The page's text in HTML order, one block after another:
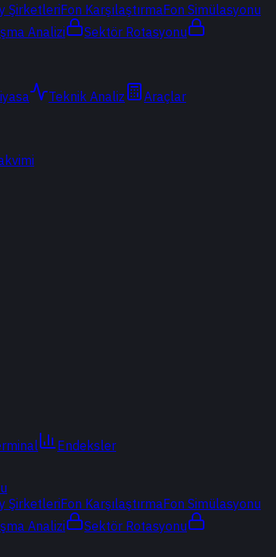
ŞirketleriFon KarşılaştırmaFon Simülasyonu
Analizi Sektör Rotasyonu
Teknik Analiz
Araçlar
Endeksler
ŞirketleriFon KarşılaştırmaFon Simülasyonu
Analizi Sektör Rotasyonu